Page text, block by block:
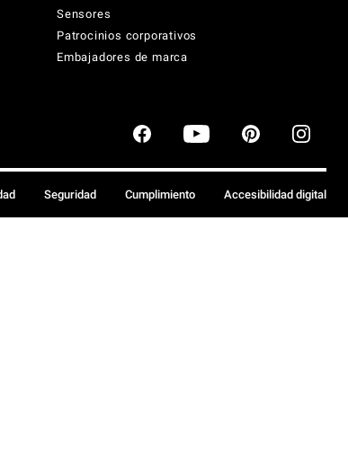
Sensores
Patrocinios corporativos
Embajadores de marca
Seguridad Cumplimiento Accesibilidad digital